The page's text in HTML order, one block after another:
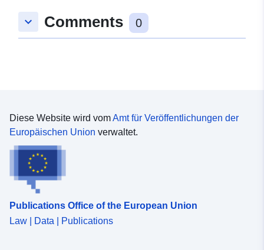
keyboard_arrow_down Comments 0
Diese Website wird vomAmt für Veröffentlichungen der
Europäischen Union verwaltet.
Publications Office of the European Union
Law | Data | Publications